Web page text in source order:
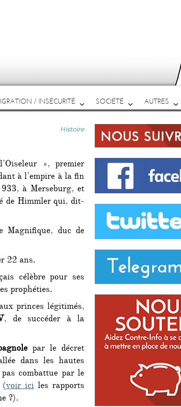
/ INSÉCURITÉ SOCIÉTÉ AUTRES
Catégories
Histoire
», premier
à l’empire à la fin
à Merseburg, et
de Himmler qui, dit-
duc de
22 ans.
célèbre pour ses
prophéties.
princes légitimés,
, de succéder à la
par le décret
dans les hautes
combattue par le
(voir iciles rapports
?).